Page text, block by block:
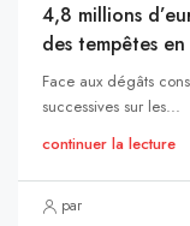
4,8 millions
des tempêtes en
Face aux dégâts
successives sur les...
continuer la lecture
par